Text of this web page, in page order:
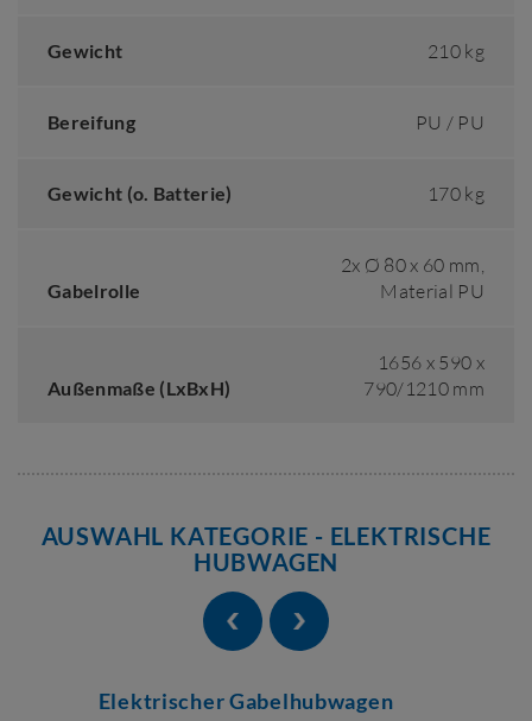
Gewicht 210 kg
Bereifung PU / PU
Gewicht (o. Batterie) 170 kg
Gabelrolle
2x Ø 80 x 60 mm,
Material PU
Außenmaße (LxBxH)
1656 x 590 x
790/1210 mm
AUSWAHL KATEGORIE - ELEKTRISCHE
HUBWAGEN
Elektrischer Gabelhubwagen